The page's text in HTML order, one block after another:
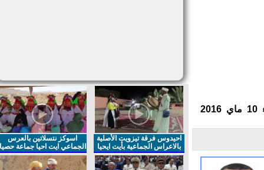
احيدوس فرقة تيزويت الأصلية
بالاعراس الجماعية بأيت ايحيا
اسوكز نتسلاتين بالعرس
الجماعي ايت احيا جماعة حصيا